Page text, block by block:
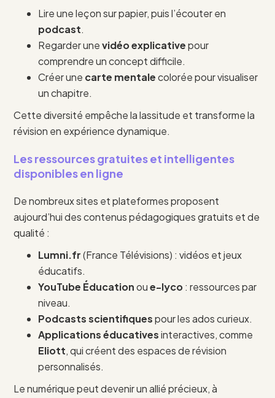
Lire une leçon sur papier, puis l’écouter en
podcast.
Regarder unevidéo explicativepour
comprendre un concept difficile.
Créer une carte mentalecolorée pour visualiser
un chapitre.
Cette diversité empêche la lassitude et transforme la
révision en expérience dynamique.
Les ressources gratuites et intelligentes
disponibles en ligne
De nombreux sites et plateformes proposent
aujourd’hui des contenus pédagogiques gratuits et de
qualité :
Lumni.fr(France Télévisions) : vidéos et jeux
éducatifs.
YouTube Éducationoue-lyco: ressources par
niveau.
Podcasts scientifiquespour les ados curieux.
Applications éducativesinteractives, comme
Eliott, qui créent des espaces de révision
personnalisés.
Le numérique peut devenir un allié précieux, à